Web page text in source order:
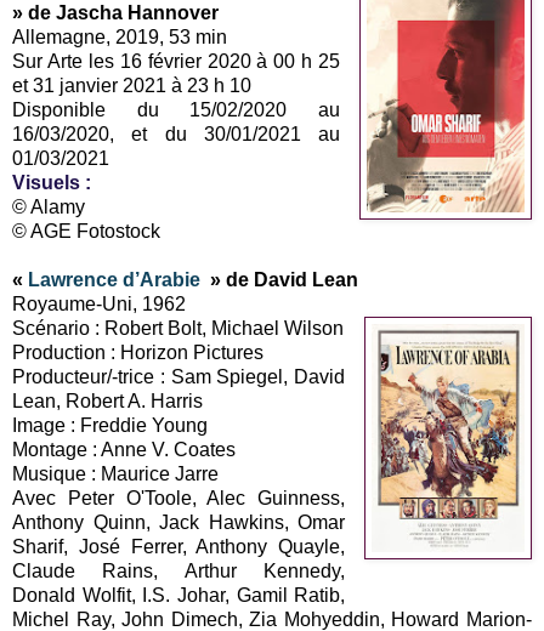
» de Jascha Hannover
Allemagne, 2019, 53 min
Sur Arte les 16 février 2020 à 00 h 25
et 31 janvier 2021 à 23 h 10
Disponible du 15/02/2020 au
16/03/2020, et du 30/01/2021 au
01/03/2021
Visuels :
© Alamy
© AGE Fotostock
« Lawrence d’Arabie » de David Lean
Royaume-Uni, 1962
Scénario : Robert Bolt, Michael Wilson
Production : Horizon Pictures
Producteur/-trice : Sam Spiegel, David
Lean, Robert A. Harris
Image : Freddie Young
Montage : Anne V. Coates
Musique : Maurice Jarre
Avec Peter O'Toole, Alec Guinness,
Anthony Quinn, Jack Hawkins, Omar
Sharif, José Ferrer, Anthony Quayle,
Claude Rains, Arthur Kennedy,
Donald Wolfit, I.S. Johar, Gamil Ratib,
Michel Ray, John Dimech, Zia Mohyeddin, Howard Marion-